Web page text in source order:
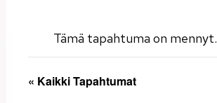
Tämä tapahtuma on mennyt.
« Kaikki Tapahtumat